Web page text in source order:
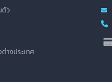
ตัว
างประเทศ